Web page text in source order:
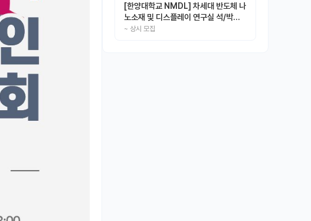
[한양대학교 NMDL] 차세대 반도체 나
노소재 및 디스플레이 연구실 석/박사/
인턴 모집
~ 상시 모집